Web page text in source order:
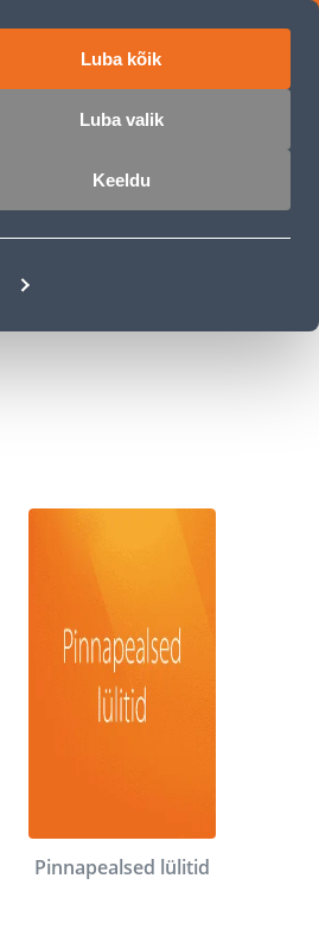
Luba kõik
Luba valik
Keeldu
Pinnapealsed lülitid